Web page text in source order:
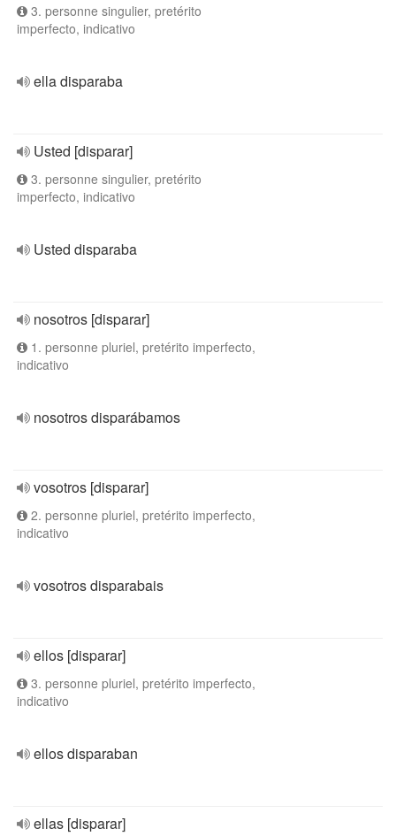
3. personne singulier, pretérito
imperfecto, indicativo
ella disparaba
Usted [disparar]
3. personne singulier, pretérito
imperfecto, indicativo
Usted disparaba
nosotros [disparar]
1. personne pluriel, pretérito imperfecto,
indicativo
nosotros disparábamos
vosotros [disparar]
2. personne pluriel, pretérito imperfecto,
indicativo
vosotros disparabais
ellos [disparar]
3. personne pluriel, pretérito imperfecto,
indicativo
ellos disparaban
ellas [disparar]